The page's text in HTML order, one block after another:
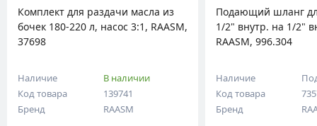
Комплект для раздачи масла из
бочек 180-220 л, насос 3:1, RAASM,
37698
Наличие
В наличии
Код товара
139741
Бренд
RAASM
Подающий шланг
1/2" внутр. на 1/2"
RAASM, 996.304
Наличие
Код товара
Бренд